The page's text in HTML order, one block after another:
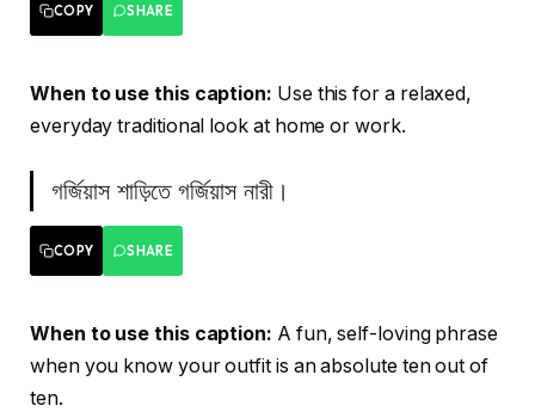
COPY SHARE
When to use this caption: Use this for a relaxed,
everyday traditional look at home or work.
গর্জিয়াস শাড়িতে গর্জিয়াস নারী।
COPY SHARE
When to use this caption: A fun, self-loving phrase
when you know your outfit is an absolute ten out of
ten.